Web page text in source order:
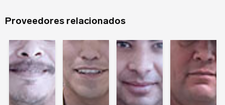
Proveedores relacionados
¿Olvidaste tu contraseña?
Registrarse